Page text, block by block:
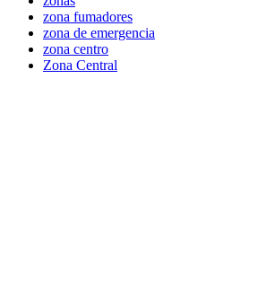
zona fumadores
zona de emergencia
zona centro
Zona Central